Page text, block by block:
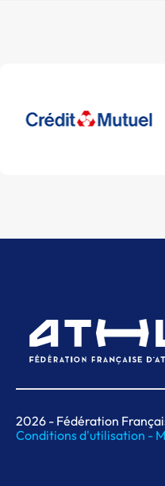
2026 - Fédération
Conditions d'utilisation -